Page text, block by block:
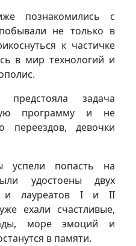
познакомились с
не только в
к частичке
в мир технологий и
задача
программу и не
переездов, девочки
попасть на
удостоены двух
и лауреатов I и II
ехали счастливые,
море эмоций и
в памяти.